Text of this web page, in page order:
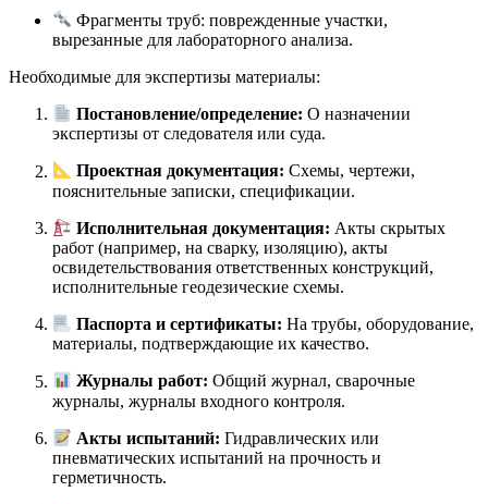
Фрагменты труб: поврежденные участки,
вырезанные для лабораторного анализа.
Необходимые для экспертизы материалы:
Постановление/определение: О назначении
экспертизы от следователя или суда.
Проектная документация: Схемы, чертежи,
пояснительные записки, спецификации.
Исполнительная документация: Акты скрытых
работ (например, на сварку, изоляцию), акты
освидетельствования ответственных конструкций,
исполнительные геодезические схемы.
Паспорта и сертификаты: На трубы, оборудование,
материалы, подтверждающие их качество.
Журналы работ: Общий журнал, сварочные
журналы, журналы входного контроля.
Акты испытаний: Гидравлических или
пневматических испытаний на прочность и
герметичность.